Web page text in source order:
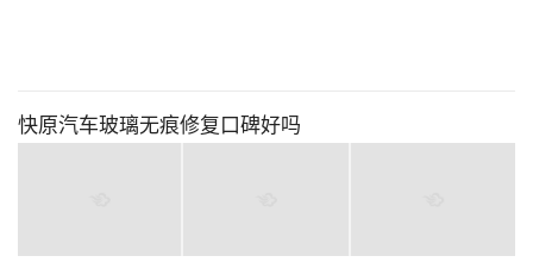
快原汽车玻璃无痕修复口碑好吗